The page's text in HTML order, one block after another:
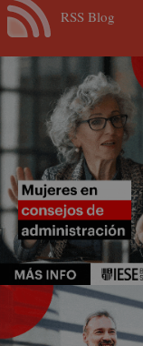
RSS Blog